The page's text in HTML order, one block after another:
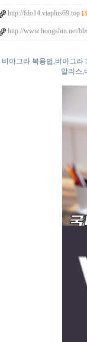
http://fdo14.viaplus69.top
http://www.hongshin.net/
비아그라 복용법,비아그라
알리스,